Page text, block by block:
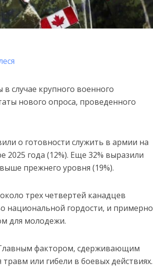
случае крупного военного
нового опроса, проведенного
о готовности служить в армии на
года (12%). Еще 32% выразили
прежнего уровня (19%).
трех четвертей канадцев
национальной гордости, и примерно
для молодежи.
фактором, сдерживающим
или гибели в боевых действиях.